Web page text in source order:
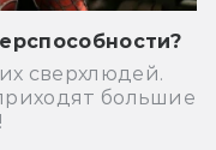
сверхлюдей.
большие